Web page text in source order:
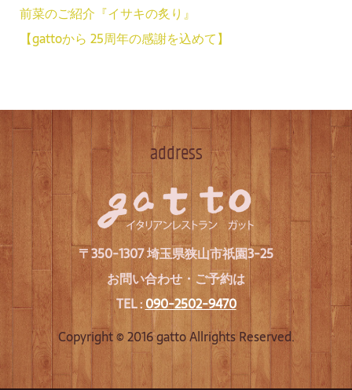
前菜のご紹介『イサキの炙り』
【gattoから 25周年の感謝を込めて】
address
〒350-1307 埼玉県狭山市祇園3-25
お問い合わせ・ご予約は
TEL :090-2502-9470
Copyright © 2016 gatto Allrights Reserved.